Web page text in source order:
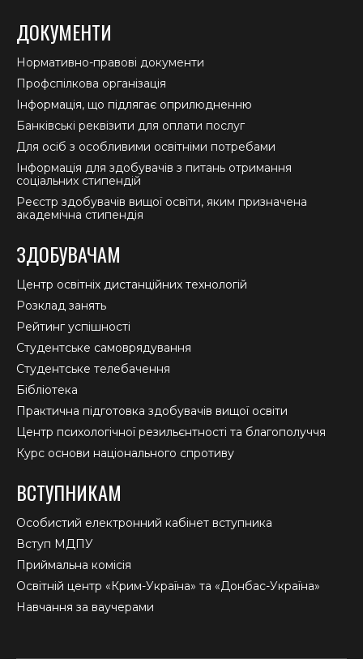
ДОКУМЕНТИ
Нормативно-правові документи
Профспілкова організація
Інформація, що підлягає оприлюдненню
Банківські реквізити для оплати послуг
Для осіб з особливими освітніми потребами
Інформація для здобувачів з питань отримання
соціальних стипендій
Реєстр здобувачів вищої освіти, яким призначена
академічна стипендія
ЗДОБУВАЧАМ
Центр освітніх дистанційних технологій
Розклад занять
Рейтинг успішності
Студентське самоврядування
Студентське телебачення
Бібліотека
Практична підготовка здобувачів вищої освіти
Центр психологічної резильєнтності та благополуччя
Курс основи національного спротиву
ВСТУПНИКАМ
Особистий електронний кабінет вступника
Вступ МДПУ
Приймальна комісія
Освітній центр «Крим-Україна» та «Донбас-Україна»
Навчання за ваучерами